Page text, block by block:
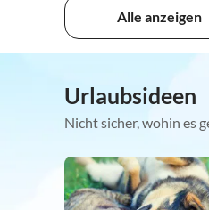
Alle anzeigen
Urlaubsideen
Nicht sicher, wohin es